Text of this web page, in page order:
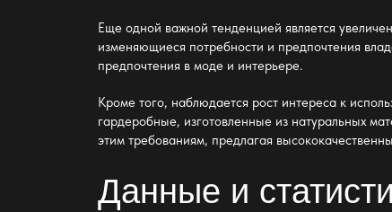
Еще одной важной тенденцией является
изменяющиеся потребности и предпочтения
предпочтения в моде и интерьере.
Кроме того, наблюдается рост интереса к
гардеробные, изготовленные из натуральных
этим требованиям, предлагая
Данные и